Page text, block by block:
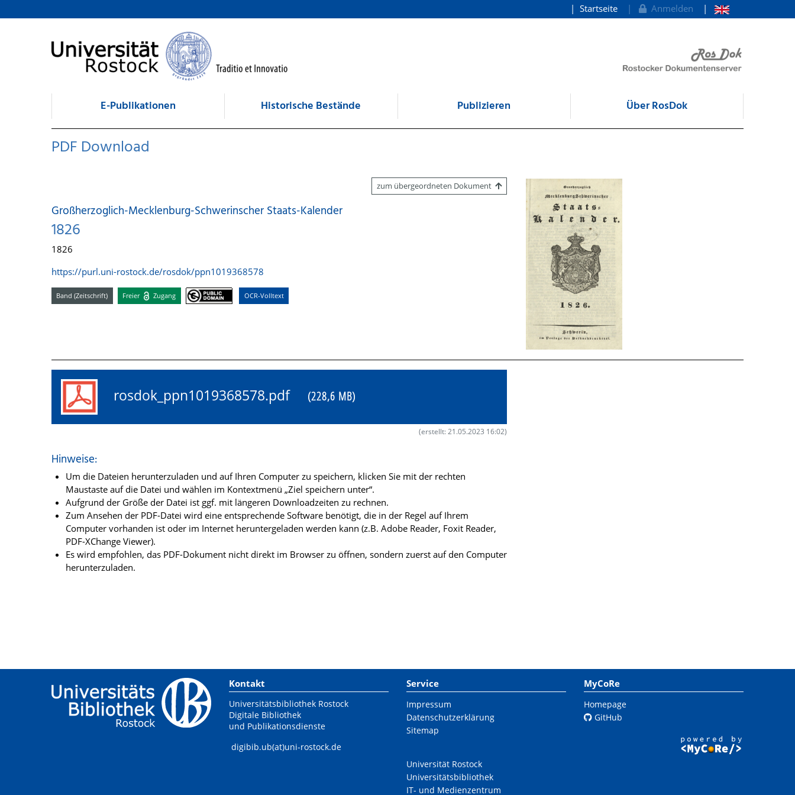
zum Inhalt
Startseite Anmelden
E-Publikationen Historische Bestände Publizieren Über RosDok
PDF Download
zum übergeordneten Dokument
Großherzoglich-Mecklenburg-Schwerinscher Staats-Kalender
1826
1826
https://purl.uni-rostock.de/rosdok/ppn1019368578
Band (Zeitschrift) Freier Zugang OCR-Volltext
rosdok_ppn1019368578.pdf (228,6 MB)
(erstellt: 21.05.2023 16:02)
Hinweise:
Um die Dateien herunterzuladen und auf Ihren Computer zu speichern, klicken Sie mit der rechten
Maustaste auf die Datei und wählen im Kontextmenü „Ziel speichern unter“.
Aufgrund der Größe der Datei ist ggf. mit längeren Downloadzeiten zu rechnen.
Zum Ansehen der PDF-Datei wird eine entsprechende Software benötigt, die in der Regel auf Ihrem
Computer vorhanden ist oder im Internet heruntergeladen werden kann (z.B. Adobe Reader, Foxit Reader,
PDF-XChange Viewer).
Es wird empfohlen, das PDF-Dokument nicht direkt im Browser zu öffnen, sondern zuerst auf den Computer
herunterzuladen.
Kontakt
Universitätsbibliothek Rostock
Digitale Bibliothek
und Publikationsdienste
digibib.ub(at)uni-rostock.de
Service
Impressum
Datenschutzerklärung
Sitemap
Universität Rostock
Universitätsbibliothek
IT- und Medienzentrum
MyCoRe
Homepage
GitHub